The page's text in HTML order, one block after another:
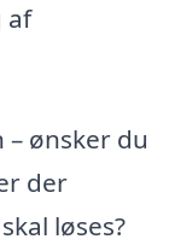
af
ønsker du
der
løses?